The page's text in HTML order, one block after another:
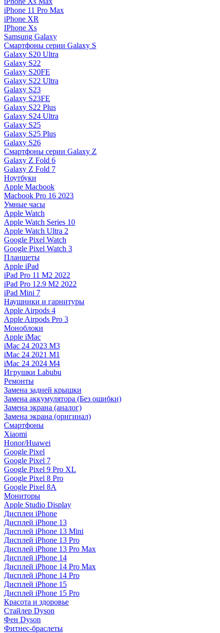
iPhone 11 Pro Max
iPhone XR
IPhone Xs
Samsung Galaxy
Смартфоны серии Galaxy S
Galaxy S20 Ultra
Galaxy S22
Galaxy S20FE
Galaxy S22 Ultra
Galaxy S23
Galaxy S23FE
Galaxy S22 Plus
Galaxy S24 Ultra
Galaxy S25
Galaxy S25 Plus
Galaxy S26
Смартфоны серии Galaxy Z
Galaxy Z Fold 6
Galaxy Z Fold 7
Ноутбуки
Apple Macbook
Macbook Pro 16 2023
Умные часы
Apple Watch
Apple Watch Series 10
Apple Watch Ultra 2
Google Pixel Watch
Google Pixel Watch 3
Планшеты
Apple iPad
iPad Pro 11 M2 2022
iPad Pro 12.9 M2 2022
iPad Mini 7
Наушники и гарнитуры
Apple Airpods 4
Apple Airpods Pro 3
Моноблоки
Apple iMac
iMac 24 2023 M3
iMac 24 2021 M1
iMac 24 2024 M4
Игрушки Labubu
Ремонты
Замена задней крышки
Замена аккумулятора (Без ошибки)
Замена экрана (аналог)
Замена экрана (оригинал)
Смартфоны
Xiaomi
Honor/Huawei
Google Pixel
Google Pixel 7
Google Pixel 9 Pro XL
Google Pixel 8 Pro
Google Pixel 8A
Мониторы
Apple Studio Display
Дисплеи iPhone
Дисплей iPhone 13
Дисплей iPhone 13 Mini
Дисплей iPhone 13 Pro
Дисплей iPhone 13 Pro Max
Дисплей iPhone 14
Дисплей iPhone 14 Pro Max
Дисплей iPhone 14 Pro
Дисплей iPhone 15
Дисплей iPhone 15 Pro
Красота и здоровье
Стайлер Dyson
Фен Dyson
Фитнес-браслеты